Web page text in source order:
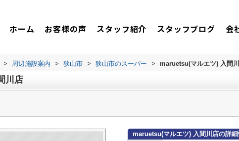
ホーム お客様の声 スタッフ紹介 スタッフブログ 会
> 周辺施設案内 > 狭山市 > 狭山市のスーパー > maruetsu(マルエツ) 入間
川店
maruetsu(マルエツ) 入間川店の詳